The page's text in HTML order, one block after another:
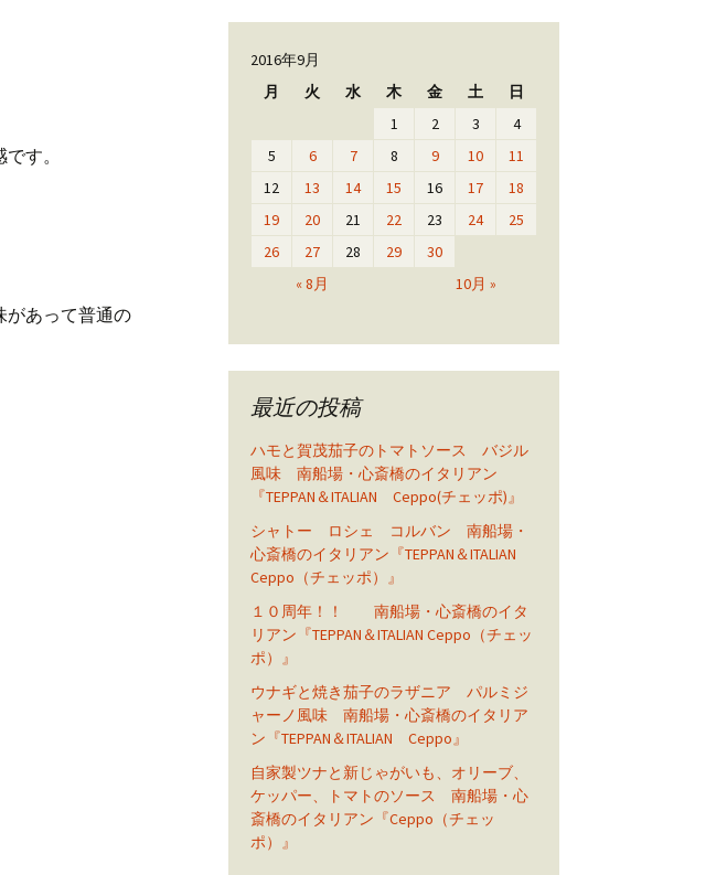
す。
があって普通の
2016年9月
月
火 水 木 金 土 日
« 8月 10月 »
1 2 3
4
5
6 7 8 9 10
11
12
13 14 15 16 17
18
19
20 21 22 23 24
25
26
27 28 29 30
最近の投稿
ハモと賀茂茄子のトマトソース バジル
風味 南船場・心斎橋のイタリアン
『TEPPAN＆ITALIAN Ceppo(チェッポ)』
シャトー ロシェ コルバン 南船場・
心斎橋のイタリアン『TEPPAN＆ITALIAN
Ceppo（チェッポ）』
１０周年！！ 南船場・心斎橋のイタ
リアン『TEPPAN＆ITALIAN Ceppo（チェッ
ポ）』
ウナギと焼き茄子のラザニア パルミジ
ャーノ風味 南船場・心斎橋のイタリア
ン『TEPPAN＆ITALIAN Ceppo』
自家製ツナと新じゃがいも、オリーブ、
ケッパー、トマトのソース 南船場・心
斎橋のイタリアン『Ceppo（チェッ
ポ）』